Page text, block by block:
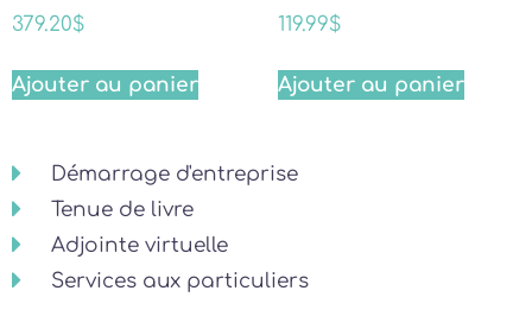
379.20$
Ajouter au panier
119.99$
Ajouter au panier
Démarrage d'entreprise
Tenue de livre
Adjointe virtuelle
Services aux particuliers